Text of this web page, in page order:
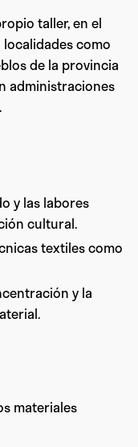
taller, en el
localidades como
de la provincia
administraciones
y las labores
cultural.
textiles como
y la
materiales